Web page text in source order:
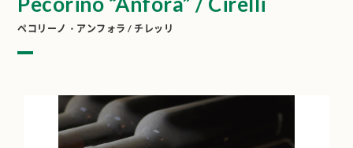
ペコリーノ・アンフォラ / チレッリ